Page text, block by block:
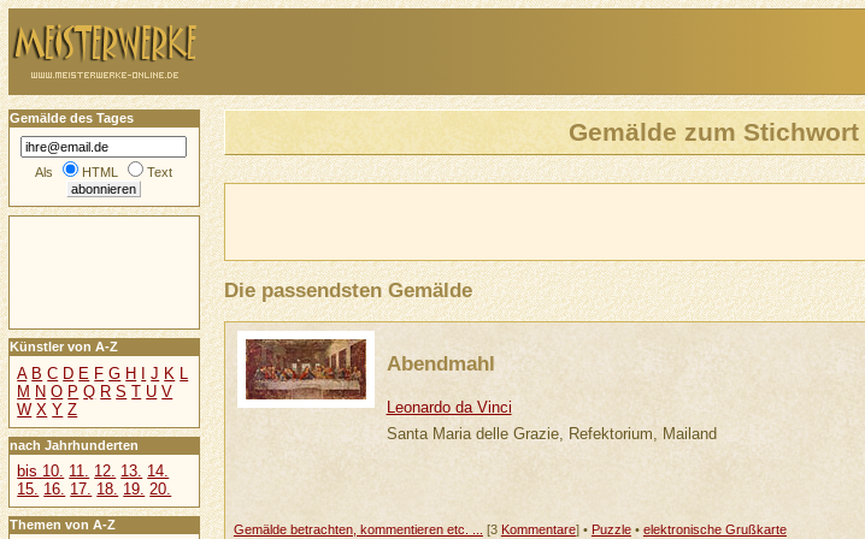
Gemälde zum Stichwort
Die passendsten Gemälde
Abendmahl
Leonardo da Vinci
Santa Maria delle Grazie, Refektorium, Mailand
Gemälde betrachten, kommentieren etc. ...
[3 Kommentare] • Puzzle• elektronische Grußkarte
Gemälde des Tages
Als HTML Text
Künstler von A-Z
A B C D E F G H J K L
M N O P Q R S T U V
W X Y Z
nach Jahrhunderten
bis 10. 11. 12. 13. 14.
15. 16. 17. 18. 19. 20.
Themen von A-Z